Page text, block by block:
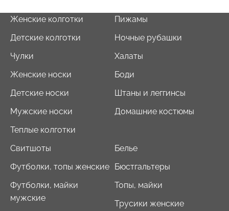
Женские колготки
Детские колготки
Чулки
Женские носки
Детские носки
Мужские носки
Теплые колготки
Пижамы
Ночные рубашки
Халаты
Боди
Штаны и леггинсы
Домашние костюмы
Свитшоты
Футболки, топы женские
Футболки, майки
мужские
Белье
Бюстгальтеры
Топы, майки
Трусики женские